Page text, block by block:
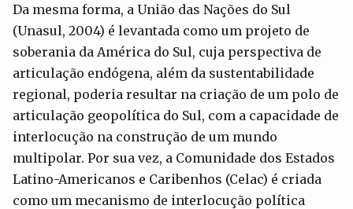
Da mesma forma, a União das Nações do Sul
(Unasul, 2004) é levantada como um projeto de
soberania da América do Sul, cuja perspectiva de
articulação endógena, além da sustentabilidade
regional, poderia resultar na criação de um polo de
articulação geopolítica do Sul, com a capacidade de
interlocução na construção de um mundo
multipolar. Por sua vez, a Comunidade dos Estados
Latino-Americanos e Caribenhos (Celac) é criada
como um mecanismo de interlocução política